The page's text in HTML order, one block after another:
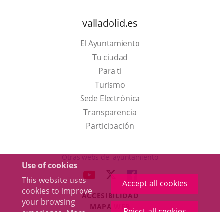
Use of cookies
This website uses
cookies to improve
your browsing
Accept all cookies
valladolid.es
El Ayuntamiento
Tu ciudad
Para ti
TurismoThis
link
will
open
a
up
window.
Sede Electrónica
Transparencia
Participación
Otras webs del ayuntamiento
LINK
EXTERNAL
LINK
TO
EXTERNAL
LINK
TO
EXTERNAL
ACCESIBILIDAD
MAPA WEB